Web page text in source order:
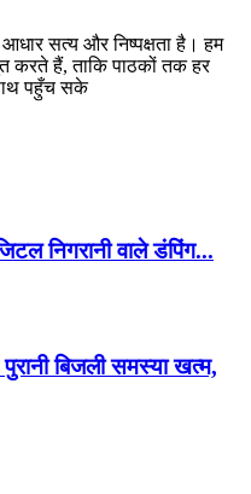
सत्य और निष्पक्षता है। हम
करते हैं, ताकि पाठकों तक हर
पहुँच सके
निगरानी वाले डंपिंग...
बिजली समस्या खत्म,